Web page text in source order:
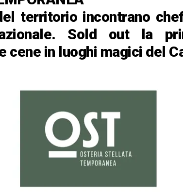
territorio incontrano
Sold out la
cene in luoghi magici del